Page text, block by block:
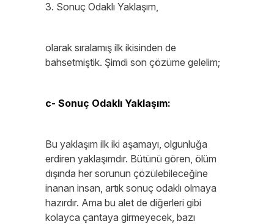
3. Sonuç Odaklı Yaklaşım,
olarak sıralamış ilk ikisinden de
bahsetmiştik. Şimdi son çözüme gelelim;
c- Sonuç Odaklı Yaklaşım:
Bu yaklaşım ilk iki aşamayı, olgunluğa
erdiren yaklaşımdır. Bütünü gören, ölüm
dışında her sorunun çözülebileceğine
inanan insan, artık sonuç odaklı olmaya
hazırdır. Ama bu alet de diğerleri gibi
kolayca çantaya girmeyecek, bazı